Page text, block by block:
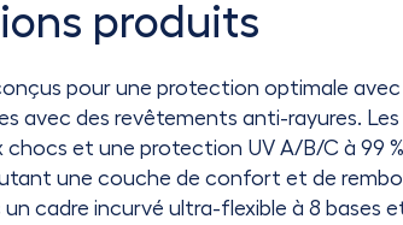
produits
pour une protection optimale
avec des revêtements anti-rayures.
chocs et une protection UV A/B/C à 99
une couche de confort et de
cadre incurvé ultra-flexible à 8 bases